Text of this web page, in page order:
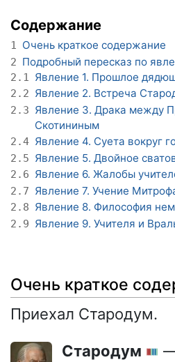
Содержание
1 Очень краткое содержание
2 Подробный пересказ по
2.1 Явление 1. Прошлое
2.2 Явление 2. Встреча
2.3 Явление 3. Драка между
Скотининым
2.4 Явление 4. Суета вокруг
2.5 Явление 5. Двойное
2.6 Явление 6. Жалобы
2.7 Явление 7. Учение
2.8 Явление 8. Философия
2.9 Явление 9. Учителя и
Очень краткое
Приехал Стародум.
Стародум